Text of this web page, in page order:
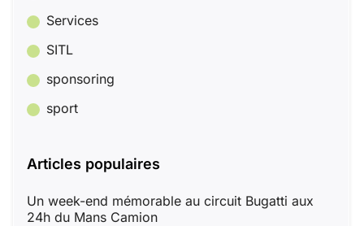
Services
SITL
sponsoring
sport
Articles populaires
Un week-end mémorable au circuit Bugatti aux
24h du Mans Camion